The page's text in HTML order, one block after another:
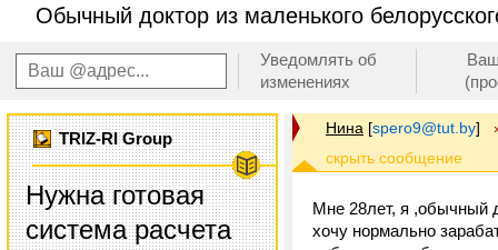
Обычный доктор из маленького
Уведомлять об
изменениях
TRIZ-RI Group
Нужна готовая
система расчета
Нина [spero9@tut.by]
Мне 28лет, я ,обычный
хочу нормально